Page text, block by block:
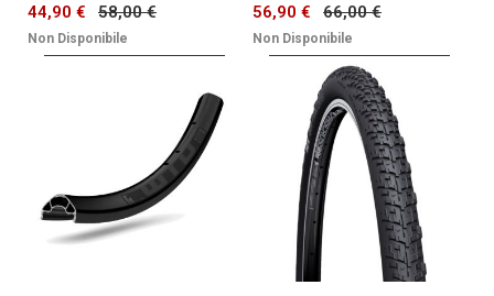
44,90 € 58,00 €
Non Disponibile
56,90 € 66,00 €
Non Disponibile